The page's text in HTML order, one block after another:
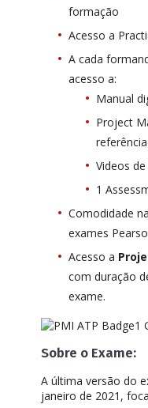
formação
Acesso a
A cada
acesso a:
Manual
Project
Videos
1
Comodidade
exames
Acesso a
com duração
exame.
Sobre o Exame:
A última versão do
janeiro de 2021,